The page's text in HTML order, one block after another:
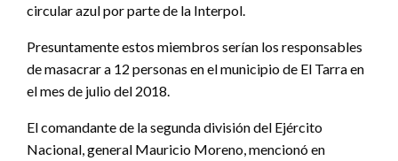
circular azul por parte de la Interpol.
Presuntamente estos miembros serían los responsables
de masacrar a 12 personas en el municipio de El Tarra en
el mes de julio del 2018.
El comandante de la segunda división del Ejército
Nacional, general Mauricio Moreno, mencionó en